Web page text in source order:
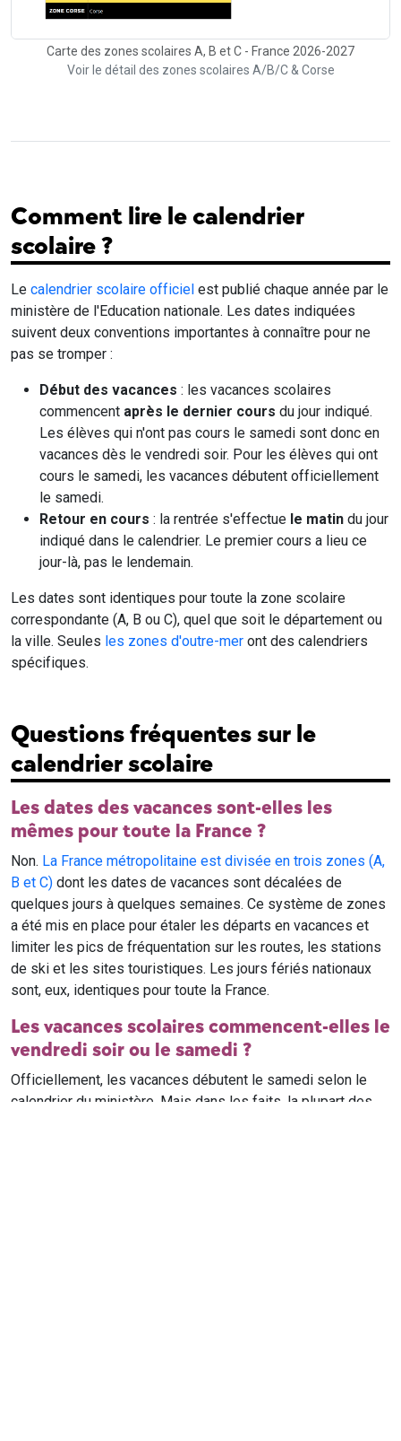
Carte des zones scolaires A, B et C - France 2026-2027
Voir le détail des zones scolaires A/B/C & Corse
Comment lire le calendrier
scolaire ?
Le calendrier scolaire officiel est publié chaque année par le
ministère de l'Education nationale. Les dates indiquées
suivent deux conventions importantes à connaître pour ne
pas se tromper :
Début des vacances : les vacances scolaires
commencent après le dernier cours du jour indiqué.
Les élèves qui n'ont pas cours le samedi sont donc en
vacances dès le vendredi soir. Pour les élèves qui ont
cours le samedi, les vacances débutent officiellement
le samedi.
Retour en cours : la rentrée s'effectue le matin du jour
indiqué dans le calendrier. Le premier cours a lieu ce
jour-là, pas le lendemain.
Les dates sont identiques pour toute la zone scolaire
correspondante (A, B ou C), quel que soit le département ou
la ville. Seules les zones d'outre-mer ont des calendriers
spécifiques.
Questions fréquentes sur le
calendrier scolaire
Les dates des vacances sont-elles les
mêmes pour toute la France ?
Non. La France métropolitaine est divisée en trois zones (A,
B et C) dont les dates de vacances sont décalées de
quelques jours à quelques semaines. Ce système de zones
a été mis en place pour étaler les départs en vacances et
limiter les pics de fréquentation sur les routes, les stations
de ski et les sites touristiques. Les jours fériés nationaux
sont, eux, identiques pour toute la France.
Les vacances scolaires commencent-elles le
vendredi soir ou le samedi ?
Officiellement, les vacances débutent le samedi selon le
calendrier du ministère. Mais dans les faits, la plupart des